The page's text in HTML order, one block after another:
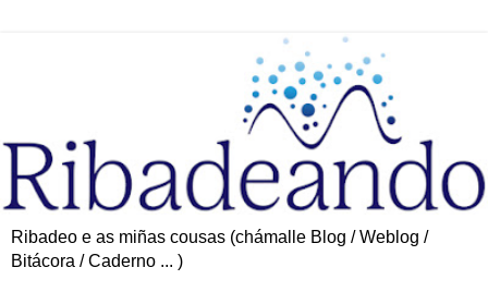
Ribadeo e as miñas cousas (chámalle Blog / Weblog /
Bitácora / Caderno ... )